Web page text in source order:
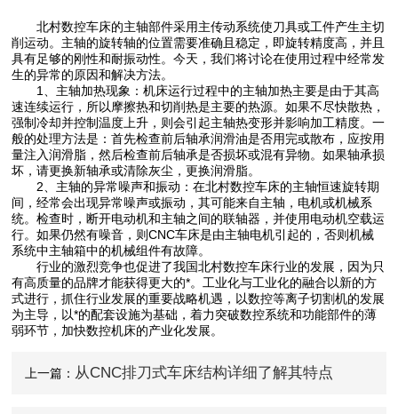
北村数控车床的主轴部件采用主传动系统使刀具或工件产生主切
削运动。主轴的旋转轴的位置需要准确且稳定，即旋转精度高，并且
具有足够的刚性和耐振动性。今天，我们将讨论在使用过程中经常发
生的异常的原因和解决方法。
1、主轴加热现象：机床运行过程中的主轴加热主要是由于其高
速连续运行，所以摩擦热和切削热是主要的热源。如果不尽快散热，
强制冷却并控制温度上升，则会引起主轴热变形并影响加工精度。一
般的处理方法是：首先检查前后轴承润滑油是否用完或散布，应按用
量注入润滑脂，然后检查前后轴承是否损坏或混有异物。如果轴承损
坏，请更换新轴承或清除灰尘，更换润滑脂。
2、主轴的异常噪声和振动：在北村数控车床的主轴恒速旋转期
间，经常会出现异常噪声或振动，其可能来自主轴，电机或机械系
统。检查时，断开电动机和主轴之间的联轴器，并使用电动机空载运
行。如果仍然有噪音，则CNC车床是由主轴电机引起的，否则机械
系统中主轴箱中的机械组件有故障。
行业的激烈竞争也促进了我国北村数控车床行业的发展，因为只
有高质量的品牌才能获得更大的*。工业化与工业化的融合以新的方
式进行，抓住行业发展的重要战略机遇，以数控等离子切割机的发展
为主导，以*的配套设施为基础，着力突破数控系统和功能部件的薄
弱环节，加快数控机床的产业化发展。
上一篇： 从CNC排刀式车床结构详细了解其特点